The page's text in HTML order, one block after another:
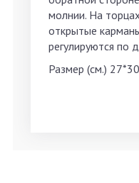
молнии. На
открытые
регулируются по
Размер (см.)